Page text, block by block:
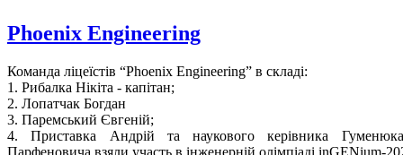
Phoenix Engineering
Команда ліцеїстів “Phoenix Engineering” в складі:
1. Рибалка Нікіта - капітан;
2. Лопатчак Богдан
3. Паремський Євгеній;
4. Приставка Андрій та наукового керівника
Парфеновича взяли участь в інженерній олімпіаді inGENium-